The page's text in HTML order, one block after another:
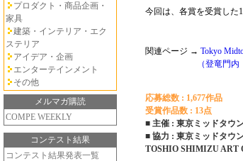
プロダクト・商品企画・
家具
建築・インテリア・エク
ステリア
アイデア・企画
エンターテインメント
その他
メルマガ購読
COMPE WEEKLY
コンテスト結果
コンテスト結果発表一覧
今回は、各賞を受賞した
関連ページ → Tokyo
（登竜門
応募総数 : 1,677作品
受賞作品数 : 13点
■ 主催 : 東京ミッドタウ
■ 協力 : 東京ミッドタウ
TOSHIO SHIMIZU ART